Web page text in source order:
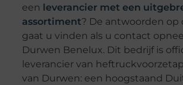
een leverancier met een
assortiment? De antwoorden op
gaat u vinden als u contact
Durwen Benelux. Dit bedrijf is
leverancier van
van Durwen: een hoogstaand